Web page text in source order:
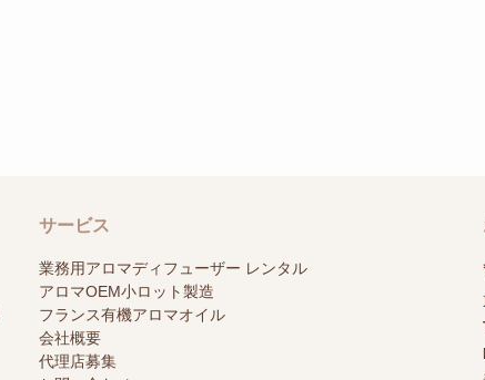
サービス
業務用アロマディフューザー レンタル
アロマOEM小ロット製造
フランス有機アロマオイル
会社概要
代理店募集